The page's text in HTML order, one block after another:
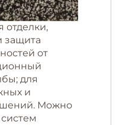
отделки,
защита
от
для
и
Можно